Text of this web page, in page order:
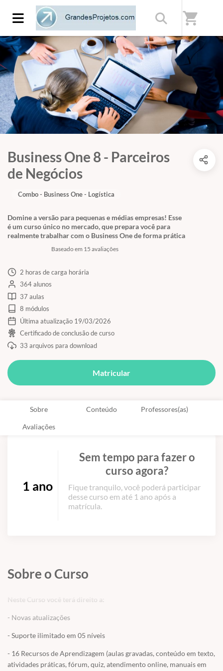
shopping_cart
Business One 8 - Parceiros
de Negócios
Domine a versão para pequenas e médias empresas! Esse
é um curso único no mercado, que prepara você para
realmente trabalhar com o Business One de forma prática
Baseado em 15 avaliações
Combo - Business One - Logística
2 horas de carga horária
364 alunos
37 aulas
8 módulos
Última atualização 19/03/2026
Certificado de conclusão de curso
33 arquivos para download
Matricular
Sobre Conteúdo Professores(as)
Avaliações
1 ano
Sem tempo para fazer o
curso agora?
Fique tranquilo, você poderá participar
desse curso em até 1 ano após a
matrícula.
Sobre o Curso
Neste Curso você terá direito a:
- Novas atualizações
- Suporte ilimitado em 05 níveis
- 16 Recursos de Aprendizagem (aulas gravadas, conteúdo em texto,
atividades práticas, fórum, quiz, atendimento online, manuais em